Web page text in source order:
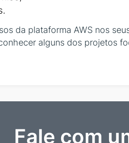
da plataforma AWS nos
alguns dos projetos
Fale com